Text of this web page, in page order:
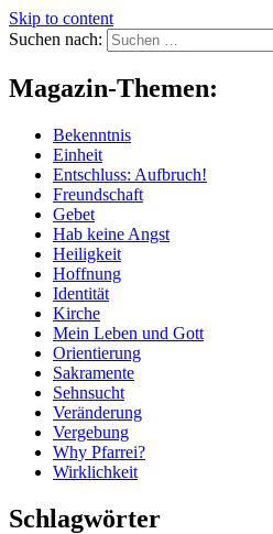
Skip to content
Suchen nach:
Magazin-Themen:
Bekenntnis
Einheit
Entschluss: Aufbruch!
Freundschaft
Gebet
Hab keine Angst
Heiligkeit
Hoffnung
Identität
Kirche
Mein Leben und Gott
Orientierung
Sakramente
Sehnsucht
Veränderung
Vergebung
Why Pfarrei?
Wirklichkeit
Schlagwörter